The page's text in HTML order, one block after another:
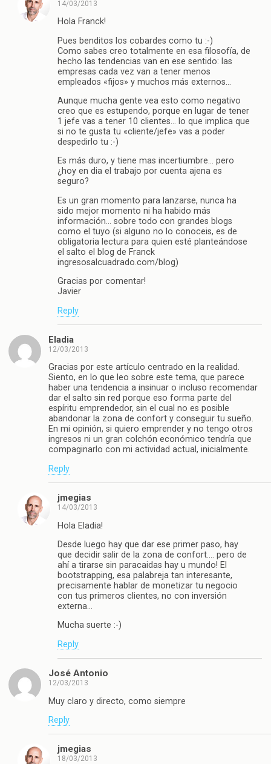
14/03/2013
Hola Franck!
Pues benditos los cobardes como tu :-)
Como sabes creo totalmente en esa filosofía, de
hecho las tendencias van en ese sentido: las
empresas cada vez van a tener menos
empleados «fijos» y muchos más externos…
Aunque mucha gente vea esto como negativo
creo que es estupendo, porque en lugar de tener
1 jefe vas a tener 10 clientes… lo que implica que
si no te gusta tu «cliente/jefe» vas a poder
despedirlo tu :-)
Es más duro, y tiene mas incertiumbre… pero
¿hoy en dia el trabajo por cuenta ajena es
seguro?
Es un gran momento para lanzarse, nunca ha
sido mejor momento ni ha habido más
información… sobre todo con grandes blogs
como el tuyo (si alguno no lo conoceis, es de
obligatoria lectura para quien esté planteándose
el salto el blog de Franck
ingresosalcuadrado.com/blog)
Gracias por comentar!
Javier
Reply
Eladia
12/03/2013
Gracias por este artículo centrado en la realidad.
Siento, en lo que leo sobre este tema, que parece
haber una tendencia a insinuar o incluso recomendar
dar el salto sin red porque eso forma parte del
espíritu emprendedor, sin el cual no es posible
abandonar la zona de confort y conseguir tu sueño.
En mi opinión, si quiero emprender y no tengo otros
ingresos ni un gran colchón económico tendría que
compaginarlo con mi actividad actual, inicialmente.
Reply
jmegias
14/03/2013
Hola Eladia!
Desde luego hay que dar ese primer paso, hay
que decidir salir de la zona de confort…. pero de
ahí a tirarse sin paracaidas hay u mundo! El
bootstrapping, esa palabreja tan interesante,
precisamente hablar de monetizar tu negocio
con tus primeros clientes, no con inversión
externa…
Mucha suerte :-)
Reply
José Antonio
12/03/2013
Muy claro y directo, como siempre
Reply
jmegias
18/03/2013